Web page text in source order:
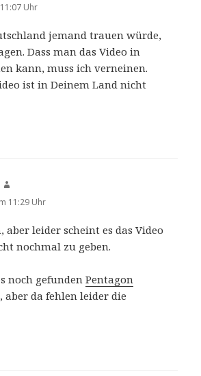
Uhr
jemand trauen würde,
Dass man das Video in
kann, muss ich verneinen.
ist in Deinem Land nicht
11:29 Uhr
aber leider scheint es das Video
nochmal zu geben.
noch gefundenPentagon
, aber da fehlen leider die